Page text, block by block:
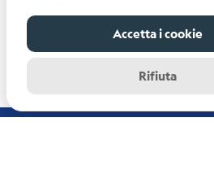
Accetta i cookie
Rifiuta